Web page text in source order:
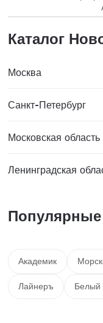
Каталог
Москва
Санкт-Петербург
Московская область
Ленинградская
Академик
Лайнеръ Белый